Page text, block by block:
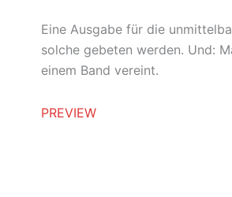
Eine Ausgabe für die
solche gebeten werden. Und:
einem Band vereint.
PREVIEW